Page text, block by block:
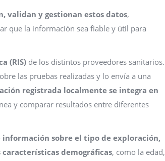
validan y gestionan estos datos,
que la información sea fiable y útil para
(RIS) de los distintos proveedores sanitarios.
las pruebas realizadas y lo envía a una
registrada localmente se integra en
y comparar resultados entre diferentes
información sobre el tipo de exploración,
demográficas, como la edad,